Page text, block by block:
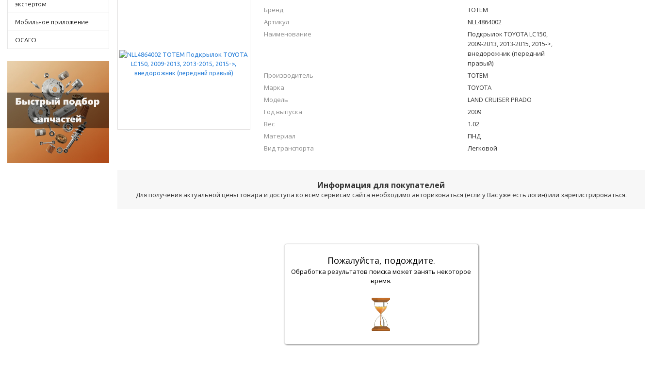
экспертом
Мобильное приложение
ОСАГО
Бренд
TOTEM
Артикул
NLL4864002
Наименование
Подкрылок TOYOTA LC150,
2009-2013, 2013-2015, 2015->,
внедорожник (передний
правый)
Производитель
TOTEM
Марка
TOYOTA
Модель
LAND CRUISER PRADO
Год выпуска
2009
Вес
1.02
Материал
ПНД
Вид транспорта
Легковой
Информация для покупателей
Для получения актуальной цены товара и доступа ко всем сервисам сайта необходимо авторизоваться (если у Вас уже есть логин) или зарегистрироваться.
Пожалуйста, подождите.
Обработка результатов поиска может занять некоторое
время.